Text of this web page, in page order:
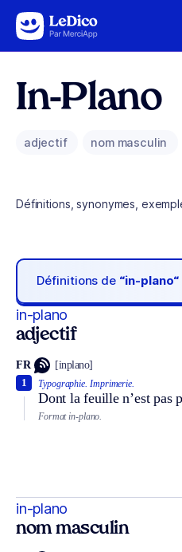
Aller au contenu
In-Plano
adjectif nom masculin
Définitions, synonymes,
Définitions de “in-plano“
in-plano
adjectif
FR [inplano]
Typographie. Imprimerie.
Dont la feuille n’est pas
1
Format in-plano.
in-plano
nom masculin